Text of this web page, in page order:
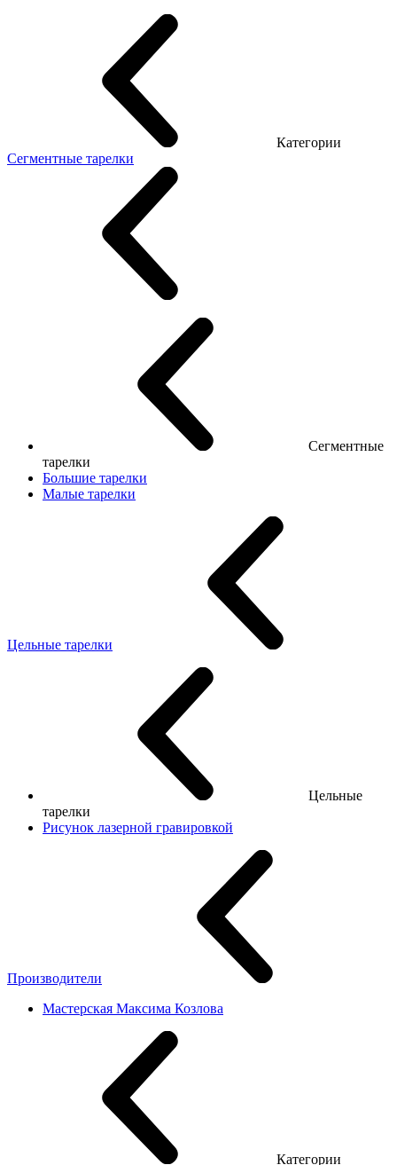
Категории
Сегментные тарелки
Сегментные
тарелки
Большие тарелки
Малые тарелки
Цельные тарелки
Цельные
тарелки
Рисунок лазерной гравировкой
Производители
Мастерская Максима Козлова
Категории